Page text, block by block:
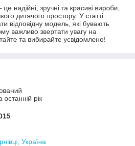
це надійні, зручні та красиві вироби,
дитячого простору. У статті
відповідну модель, які бувають
важливо звертати увагу на
та вибирайте усвідомлено!
останній рік
Україна